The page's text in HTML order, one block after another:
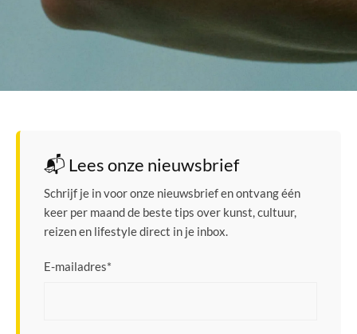
📬 Lees onze nieuwsbrief
Schrijf je in voor onze nieuwsbrief en ontvang één
keer per maand de beste tips over kunst, cultuur,
reizen en lifestyle direct in je inbox.
E-mailadres*